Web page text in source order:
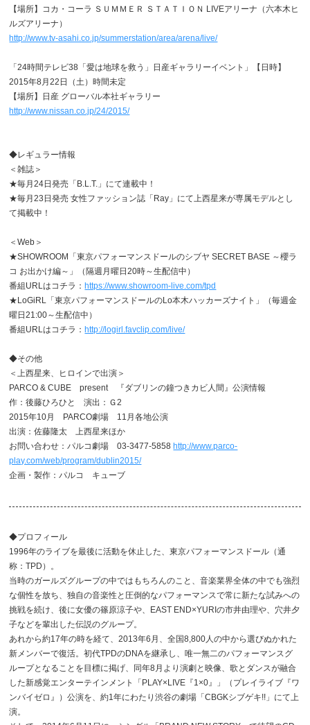
【場所】コカ・コーラ ＳＵＭＭＥＲ ＳＴＡＴＩＯＮ LIVEアリーナ（六本木ヒ
ルズアリーナ）
http://www.tv-asahi.co.jp/summerstation/area/arena/live/
「24時間テレビ38「愛は地球を救う」日産ギャラリーイベント」【日時】
2015年8月22日（土）時間未定
【場所】日産 グローバル本社ギャラリー
http://www.nissan.co.jp/24/2015/
◆レギュラー情報
＜雑誌＞
★毎月24日発売「B.L.T.」にて連載中！
★毎月23日発売 女性ファッション誌「Ray」にて上西星来が専属モデルとし
て掲載中！
＜Web＞
★SHOWROOM「東京パフォーマンスドールのシブヤ SECRET BASE ～櫻ラ
コ お出かけ編～」（隔週月曜日20時～生配信中）
番組URLはコチラ：https://www.showroom-live.com/tpd
★LoGiRL「東京パフォーマンスドールのLo本木ハッカーズナイト」（毎週金
曜日21:00～生配信中）
番組URLはコチラ：http://logirl.favclip.com/live/
◆その他
＜上西星来、ヒロインで出演＞
PARCO & CUBE present 『ダブリンの鐘つきカビ人間』公演情報
作：後藤ひろひと 演出：Ｇ2
2015年10月 PARCO劇場 11月各地公演
出演：佐藤隆太 上西星来ほか
お問い合わせ：パルコ劇場 03-3477-5858http://www.parco-
play.com/web/program/dublin2015/
企画・製作：パルコ キューブ
◆プロフィール
1996年のライブを最後に活動を休止した、東京パフォーマンスドール（通
称：TPD）。
当時のガールズグループの中ではもちろんのこと、音楽業界全体の中でも強烈
な個性を放ち、独自の音楽性と圧倒的なパフォーマンスで常に新たな試みへの
挑戦を続け、後に女優の篠原涼子や、EAST END×YURIの市井由理や、穴井夕
子などを輩出した伝説のグループ。
あれから約17年の時を経て、2013年6月、全国8,800人の中から選びぬかれた
新メンバーで復活。初代TPDのDNAを継承し、唯一無二のパフォーマンスグ
ループとなることを目標に掲げ、同年8月より演劇と映像、歌とダンスが融合
した新感覚エンターテインメント「PLAY×LIVE『1×0』」（プレイライブ『ワ
ンバイゼロ』）公演を、約1年にわたり渋谷の劇場「CBGKシブゲキ!!」にて上
演。